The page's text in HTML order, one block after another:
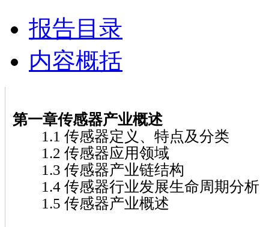
报告目录
内容概括
第一章传感器产业概述
1.1 传感器定义、特点及分类
1.2 传感器应用领域
1.3 传感器产业链结构
1.4 传感器行业发展生命周期分析
1.5 传感器产业概述